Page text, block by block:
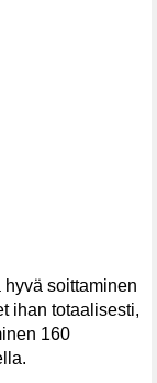
soittaminen
ihan totaalisesti,
160